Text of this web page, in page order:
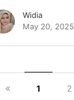
Widia
May 20, 2025
1 2